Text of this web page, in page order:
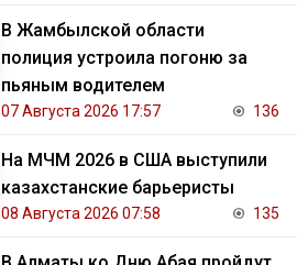
В Жамбылской области
полиция устроила погоню за
пьяным водителем
07 Августа 2026 17:57 136
На МЧМ 2026 в США выступили
казахстанские барьеристы
08 Августа 2026 07:58 135